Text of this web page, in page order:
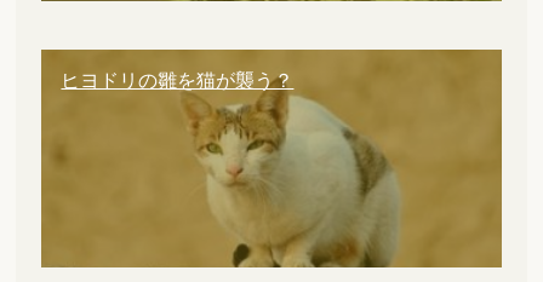
ヒヨドリの雛を猫が襲う？